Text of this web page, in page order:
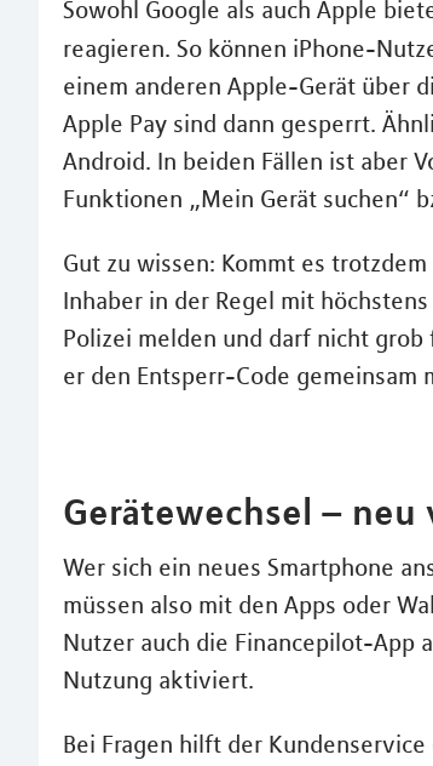
Sowohl Google als auch Apple
reagieren. So können iPhone-
einem anderen Apple-Gerät über
Apple Pay sind dann gesperrt.
Android. In beiden Fällen ist aber
Funktionen „Mein Gerät suchen“
Gut zu wissen: Kommt es
Inhaber in der Regel mit
Polizei melden und darf nicht grob
er den Entsperr-Code gemeinsam
Gerätewechsel –
Wer sich ein neues Smartphone
müssen also mit den Apps oder
Nutzer auch die Financepilot-App
Nutzung aktiviert.
Bei Fragen hilft der